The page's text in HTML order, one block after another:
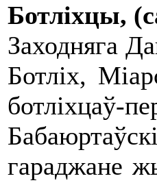
Ботліхцы,
Заходняга
Ботліх,
гараджане